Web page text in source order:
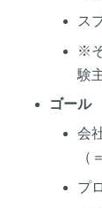
ス
※
験
ゴール
会
（
プ